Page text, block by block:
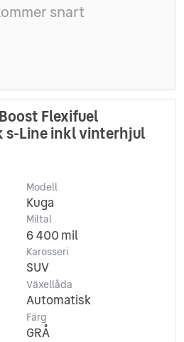
snart
Flexifuel
s-Line inkl vinterhjul
Modell
Kuga
Miltal
6 400 mil
Karosseri
SUV
Växellåda
Automatisk
Färg
GRÅ